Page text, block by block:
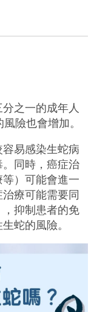
之一的成年人
險也會增加。
易感染生蛇病
同時，癌症治
）可能會進一
療可能需要同
抑制患者的免
蛇的風險。